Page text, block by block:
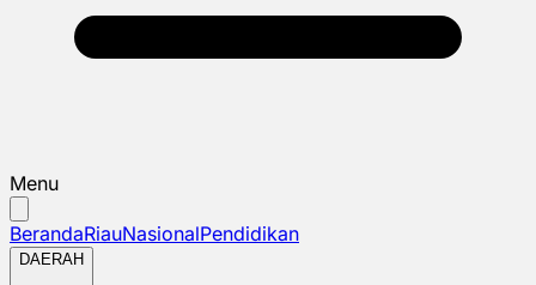
Menu
BerandaRiauNasionalPendidikan
DAERAH